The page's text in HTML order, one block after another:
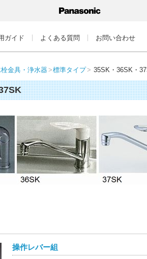
ガイド よくある質問 お問い合わせ
金具・浄水器 標準タイプ 35SK・36SK・
操作レバー組